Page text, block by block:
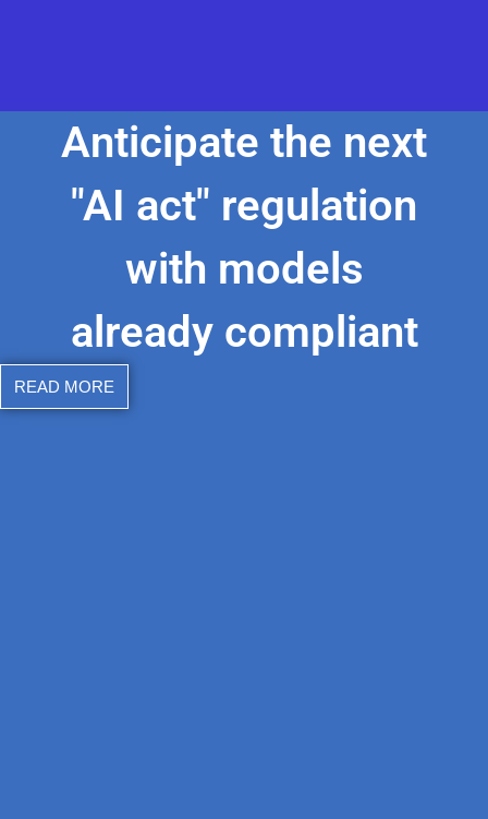
Anticipate the next
"AI act" regulation
with models
already compliant
READ MORE